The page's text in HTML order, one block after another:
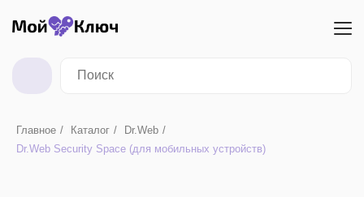
Главное / Каталог / Dr.Web /
Dr.Web Security Space (для мобильных устройств)